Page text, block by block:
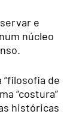
e
núcleo
de
“costura”
históricas